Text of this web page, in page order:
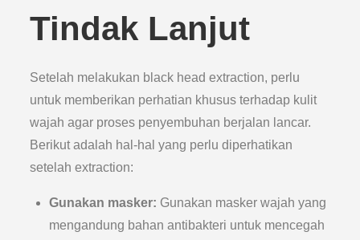
Tindak Lanjut
Setelah melakukan black head extraction, perlu
untuk memberikan perhatian khusus terhadap kulit
wajah agar proses penyembuhan berjalan lancar.
Berikut adalah hal-hal yang perlu diperhatikan
setelah extraction:
Gunakan masker: Gunakan masker wajah yang
mengandung bahan antibakteri untuk mencegah